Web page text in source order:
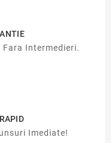
Fara Intermedieri.
Imediate!